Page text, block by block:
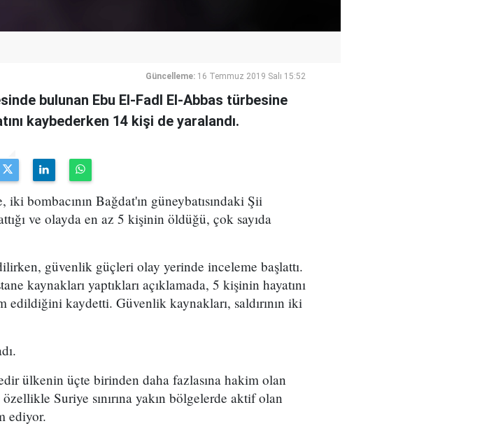
Güncelleme: 16 Temmuz 2019 Salı 15:52
bulunan Ebu El-Fadl El-Abbas türbesine
kaybederken 14 kişi de yaralandı.
bombacının Bağdat'ın güneybatısındaki Şii
ve olayda en az 5 kişinin öldüğü, çok sayıda
güvenlik güçleri olay yerinde inceleme başlattı.
kaynakları yaptıkları açıklamada, 5 kişinin hayatını
edildiğini kaydetti. Güvenlik kaynakları, saldırının iki
ülkenin üçte birinden daha fazlasına hakim olan
Suriye sınırına yakın bölgelerde aktif olan
ediyor.